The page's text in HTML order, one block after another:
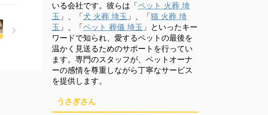
いる会社です。彼らは「ペット 火葬 埼
玉 」、「犬 火葬 埼玉 」、「猫 火葬 埼
玉 」、「ペット 葬儀 埼玉 」といったキー
ワードで知られ、愛するペットの最後を
温かく見送るためのサポートを行ってい
ます。専門のスタッフが、ペットオーナ
ーの感情を尊重しながら丁寧なサービス
を提供します。
うさぎさん